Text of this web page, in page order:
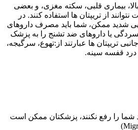
بیماری قلبی، سکته مغزی، و بعضی
از تریپتان ها استفاده کنند. در
شدید ممکن، شما باید مصرف داروهای
یا داروهای ضد تشنج را به پزشک
تریپتان ها عبارتند از:تهوع، سرگیجه،
قفسه سینه.
شما را رفع نکنند، پزشکتان ممکن است